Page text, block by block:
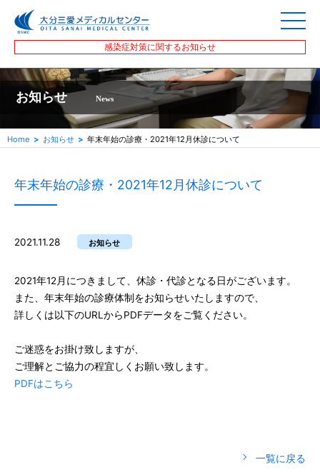
感染症対策に関するお知らせ
お知らせ News
Home お知らせ 年末年始の診療・2021年12月休診について
年末年始の診療・2021年12月休診について
2021.11.28 お知らせ
2021年12月につきまして、休診・代診となる日がございます。
また、年末年始の診療体制をお知らせいたしますので、
詳しくは以下のURLからPDFデータをご覧ください。
ご迷惑をお掛け致しますが、
ご理解とご協力の程宜しくお願い致します。
PDFはこちら
一覧に戻る